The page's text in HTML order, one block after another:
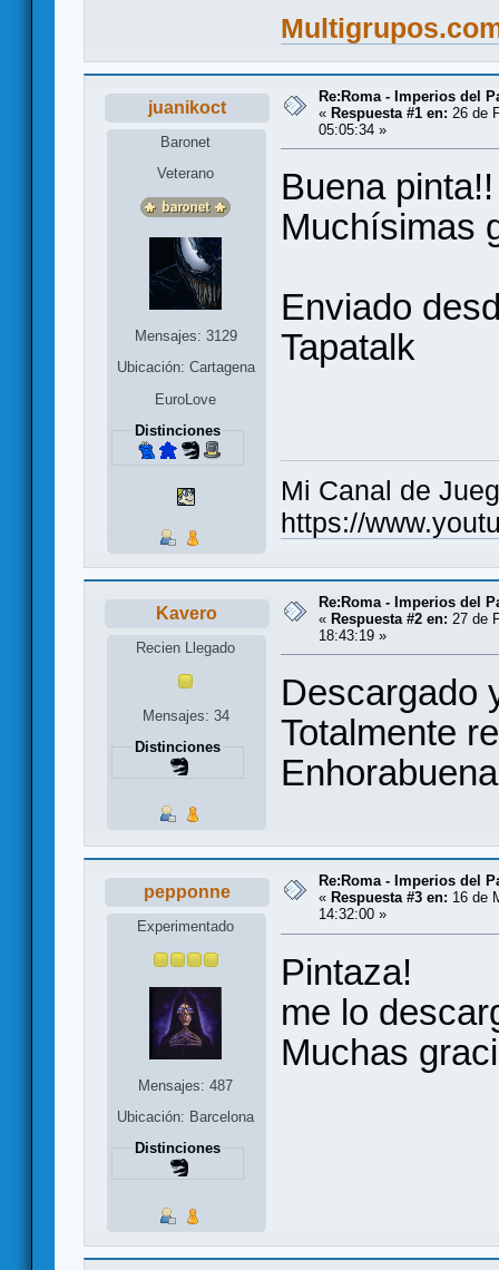
juanikoct
Baronet
Veterano
Mensajes: 3129
Ubicación: Cartagena
EuroLove
Distinciones
Re:Roma - Imperios del
« Respuesta #1 en: 26 de
05:05:34 »
Buena pinta!!
Muchísimas
Enviado
Tapatalk
Mi Canal de
https://
Kavero
Recien Llegado
Mensajes: 34
Distinciones
Re:Roma - Imperios del
« Respuesta #2 en: 27 de
18:43:19 »
Descargado
Totalmente
pepponne
Experimentado
Mensajes: 487
Ubicación: Barcelona
Distinciones
Re:Roma - Imperios del
« Respuesta #3 en: 16 de
14:32:00 »
Pintaza!
me lo
Muchas